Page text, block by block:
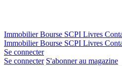
ImmobilierBourse SCPI Livres
ImmobilierBourse SCPI Livres
Se connecter
Se connecter S'abonner au magazine